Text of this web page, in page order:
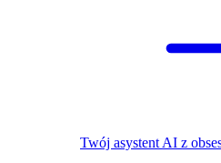
Twój asystent AI z